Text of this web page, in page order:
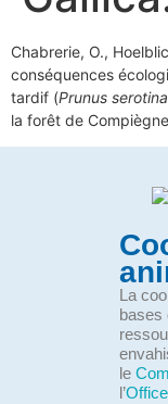
Chabrerie, O.,
conséquences
tardif (Prunus
la forêt de
La
bases
le
l’